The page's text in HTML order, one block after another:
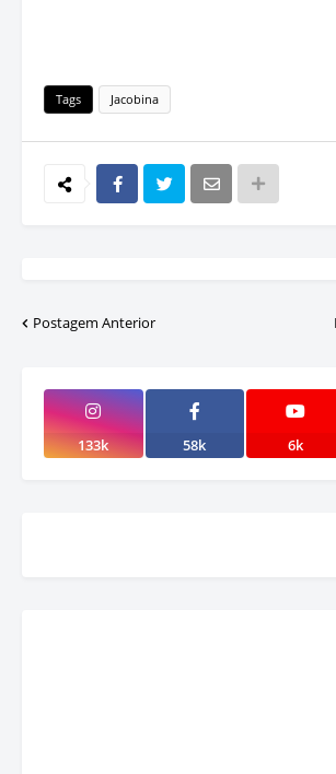
Tags Jacobina
Postagem Anterior
133k 58k 6k